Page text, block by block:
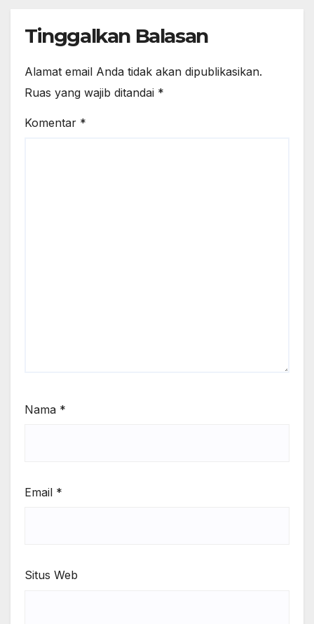
Tinggalkan Balasan
Alamat email Anda tidak akan dipublikasikan.
Ruas yang wajib ditandai *
Komentar *
Nama *
Email *
Situs Web